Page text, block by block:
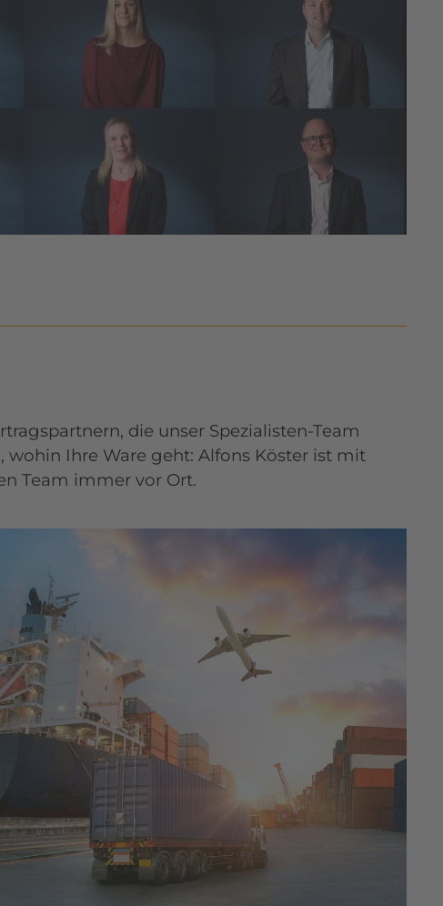
die unser Spezialisten-Team
wohin Ihre Ware geht: Alfons Köster ist mit
Team immer vor Ort.